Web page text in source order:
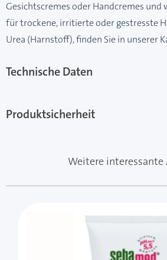
Gesichtscremes oder Handcremes und
für trockene, irritierte oder gestresste
Urea (Harnstoff), finden Sie in unserer
Technische Daten
Produktsicherheit
Weitere interessante